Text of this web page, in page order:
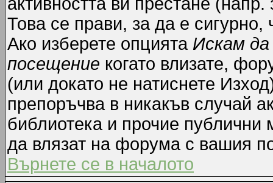
Това се прави, за да е
Ако изберете опцията Искам
посещение когато влизате,
(или докато не натиснете
препоръчва в никакъв случай
библиотека и прочие публични
да влязат на форума с вашия
Върнете се в началото